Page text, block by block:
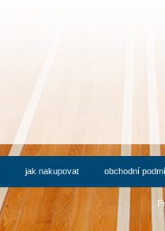
jak nakupovat obchodní